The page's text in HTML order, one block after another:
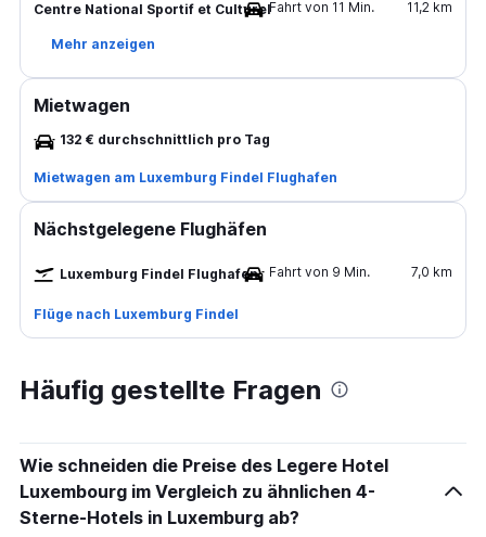
Centre National Sportif et CulturelFahrt von 11 Min. 11,2 km
Mehr anzeigen
Mietwagen
132 € durchschnittlich pro Tag
Mietwagen am Luxemburg Findel Flughafen
Nächstgelegene Flughäfen
Luxemburg Findel Flughafen Fahrt von 9 Min. 7,0 km
Flüge nach Luxemburg Findel
Häufig gestellte Fragen
Wie schneiden die Preise des Legere Hotel
Luxembourg im Vergleich zu ähnlichen 4-
Sterne-Hotels in Luxemburg ab?